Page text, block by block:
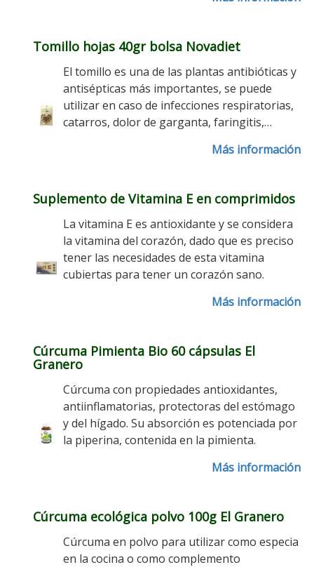
Tomillo hojas 40gr bolsa Novadiet
El tomillo es una de las plantas antibióticas y
antisépticas más importantes, se puede
utilizar en caso de infecciones respiratorias,
catarros, dolor de garganta, faringitis,…
Más información
Suplemento de Vitamina E en comprimidos
La vitamina E es antioxidante y se considera
la vitamina del corazón, dado que es preciso
tener las necesidades de esta vitamina
cubiertas para tener un corazón sano.
Más información
Cúrcuma Pimienta Bio 60 cápsulas El
Granero
Cúrcuma con propiedades antioxidantes,
antiinflamatorias, protectoras del estómago
y del hígado. Su absorción es potenciada por
la piperina, contenida en la pimienta.
Más información
Cúrcuma ecológica polvo 100g El Granero
Cúrcuma en polvo para utilizar como especia
en la cocina o como complemento